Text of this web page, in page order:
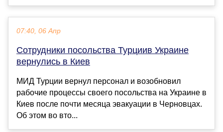
07:40, 06 Апр
Сотрудники посольства Турциив Украине
вернулись в Киев
МИД Турции вернул персонал и возобновил
рабочие процессы своего посольства на Украине в
Киев после почти месяца эвакуации в Черновцах.
Об этом во вто...